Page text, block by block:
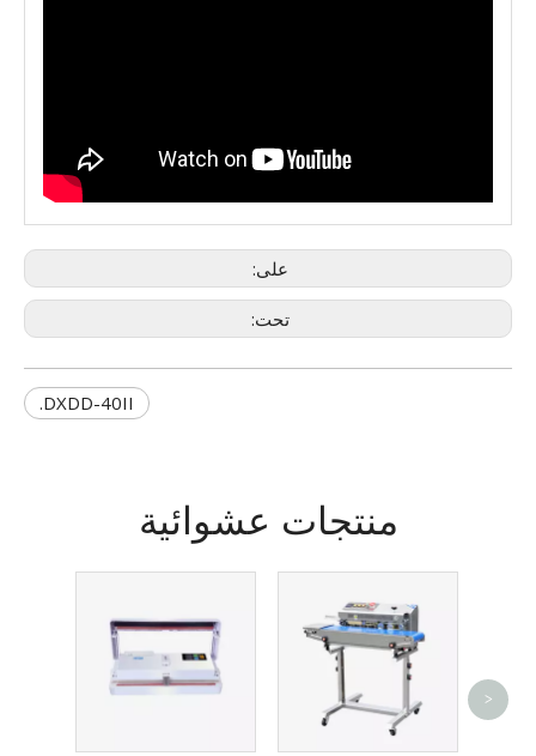
على:
تحت:
DXDD-40II.
منتجات عشوائية
>